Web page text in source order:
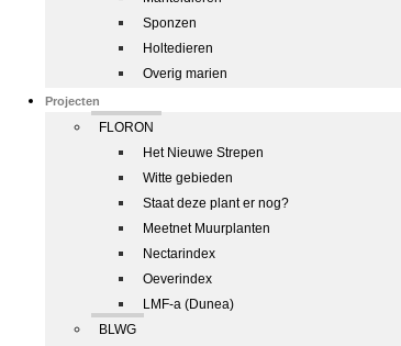
Sponzen
Holtedieren
Overig marien
Projecten
FLORON
Het Nieuwe Strepen
Witte gebieden
Staat deze plant er nog?
Meetnet Muurplanten
Nectarindex
Oeverindex
LMF-a (Dunea)
BLWG